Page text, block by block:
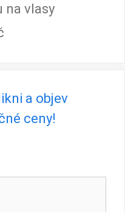
na vlasy
a objev
ceny!